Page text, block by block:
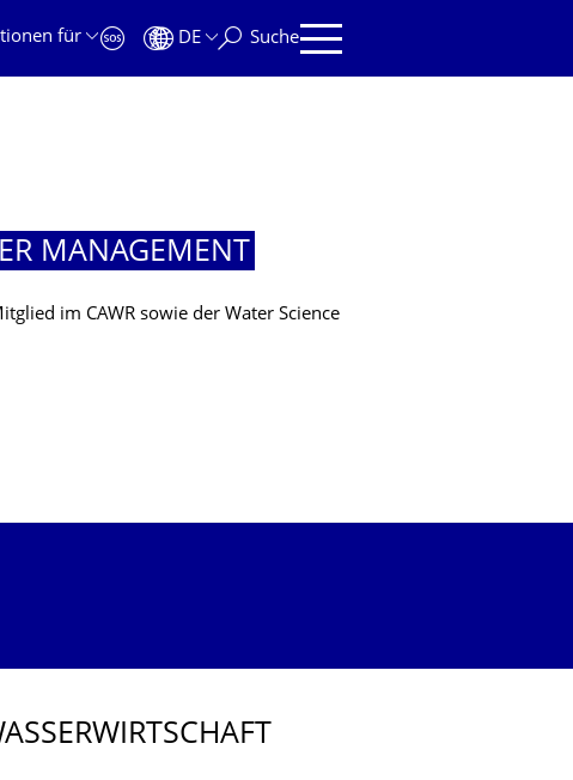
für
DE Suche
MANAGEMENT
im CAWR sowie der Water Science